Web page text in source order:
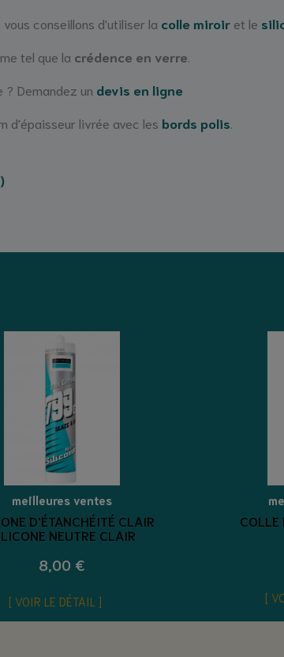
vous conseillons d'utiliser la colle miroir et le
tel que la crédence en verre
? Demandez un devis en ligne
d'épaisseur livrée avec les bords polis
meilleures ventes
D'ÉTANCHÉITÉ CLAIR
NEUTRE CLAIR
8,00 €
VOIR LE DÉTAIL